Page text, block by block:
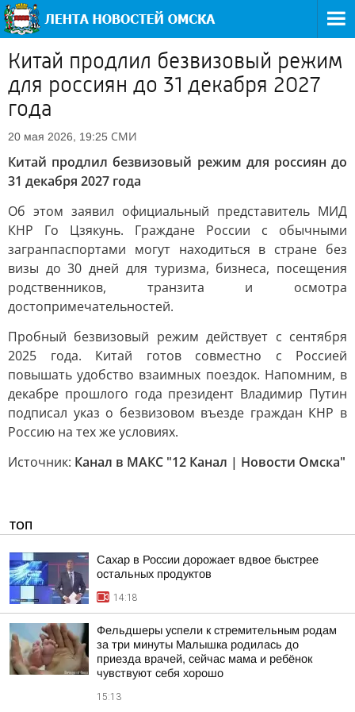
Китай продлил безвизовый режим
для россиян до 31 декабря 2027
года
20 мая 2026, 19:25 СМИ
Китай продлил безвизовый режим для россиян до
31 декабря 2027 года
Об этом заявил официальный представитель МИД
КНР Го Цзякунь. Граждане России с обычными
загранпаспортами могут находиться в стране без
визы до 30 дней для туризма, бизнеса, посещения
родственников, транзита и осмотра
достопримечательностей.
Пробный безвизовый режим действует с сентября
2025 года. Китай готов совместно с Россией
повышать удобство взаимных поездок. Напомним, в
декабре прошлого года президент Владимир Путин
подписал указ о безвизовом въезде граждан КНР в
Россию на тех же условиях.
Источник: Канал в МАКС "12 Канал | Новости Омска"
ТОП
Сахар в России дорожает вдвое быстрее
остальных продуктов
14:18
Фельдшеры успели к стремительным родам
за три минуты Малышка родилась до
приезда врачей, сейчас мама и ребёнок
чувствуют себя хорошо
15:13